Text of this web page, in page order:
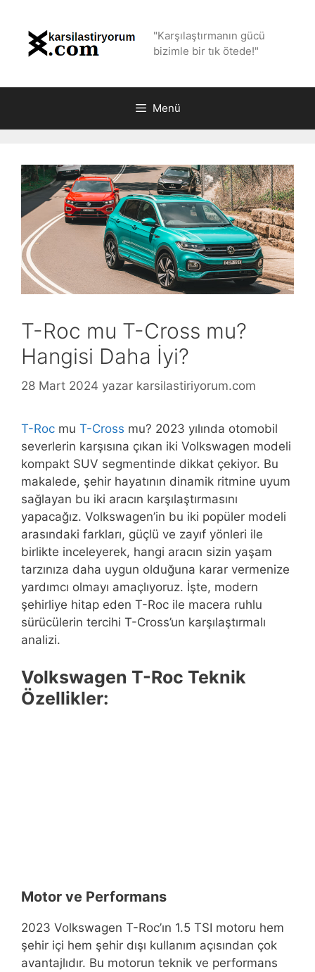
"Karşılaştırmanın gücü
bizimle bir tık ötede!"
Menü
T-Roc mu T-Cross mu?
Hangisi Daha İyi?
28 Mart 2024 yazar karsilastiriyorum.com
T-Roc mu T-Cross mu? 2023 yılında otomobil
severlerin karşısına çıkan iki Volkswagen modeli
kompakt SUV segmentinde dikkat çekiyor. Bu
makalede, şehir hayatının dinamik ritmine uyum
sağlayan bu iki aracın karşılaştırmasını
yapacağız. Volkswagen’in bu iki popüler modeli
arasındaki farkları, güçlü ve zayıf yönleri ile
birlikte inceleyerek, hangi aracın sizin yaşam
tarzınıza daha uygun olduğuna karar vermenize
yardımcı olmayı amaçlıyoruz. İşte, modern
şehirliye hitap eden T-Roc ile macera ruhlu
sürücülerin tercihi T-Cross’un karşılaştırmalı
analizi.
Volkswagen T-Roc Teknik
Özellikler:
Motor ve Performans
2023 Volkswagen T-Roc’ın 1.5 TSI motoru hem
şehir içi hem şehir dışı kullanım açısından çok
avantajlıdır. Bu motorun teknik ve performans